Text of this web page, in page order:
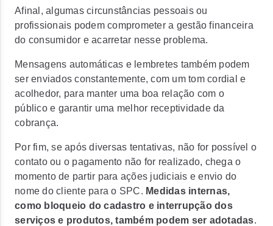
Afinal, algumas circunstâncias pessoais ou
profissionais podem comprometer a gestão financeira
do consumidor e acarretar nesse problema.
Mensagens automáticas e lembretes também podem
ser enviados constantemente, com um tom cordial e
acolhedor, para manter uma boa relação com o
público e garantir uma melhor receptividade da
cobrança.
Por fim, se após diversas tentativas, não for possível o
contato ou o pagamento não for realizado, chega o
momento de partir para ações judiciais e envio do
nome do cliente para o SPC. Medidas internas,
como bloqueio do cadastro e interrupção dos
serviços e produtos, também podem ser adotadas.